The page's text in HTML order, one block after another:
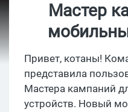
Мастер
Привет, котаны!
представила
Мастера кампаний
устройств. Новый